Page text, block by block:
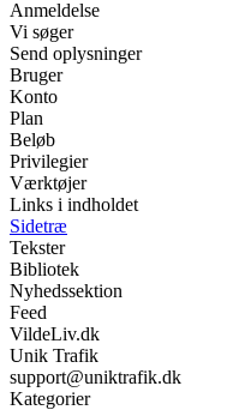
Anmeldelse
Vi søger
Send oplysninger
Bruger
Konto
Plan
Beløb
Privilegier
Værktøjer
Links i indholdet
Sidetræ
Tekster
Bibliotek
Nyhedssektion
Feed
VildeLiv.dk
Unik Trafik
support@uniktrafik.dk
Kategorier